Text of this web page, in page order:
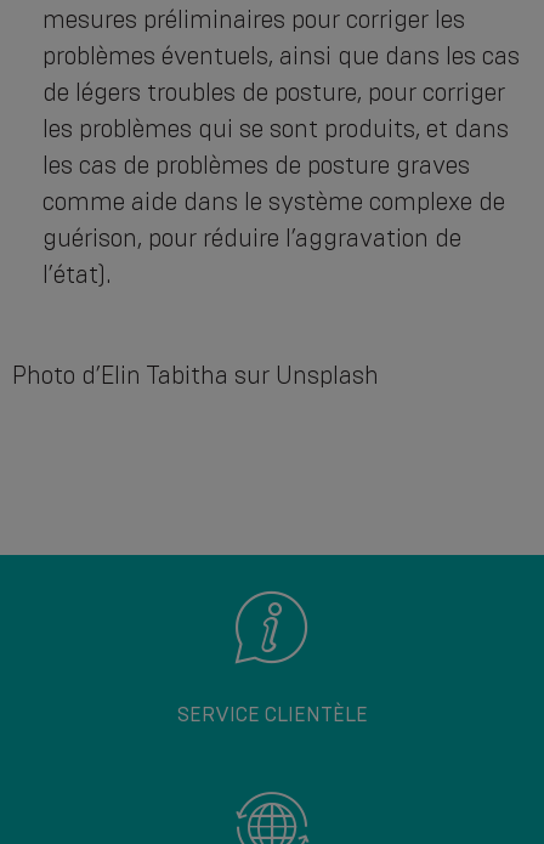
mesures préliminaires pour corriger les
problèmes éventuels, ainsi que dans les cas
de légers troubles de posture, pour corriger
les problèmes qui se sont produits, et dans
les cas de problèmes de posture graves
comme aide dans le système complexe de
guérison, pour réduire l’aggravation de
l’état).
Photo d’Elin Tabitha sur Unsplash
SERVICE CLIENTÈLE